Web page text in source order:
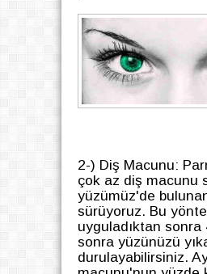
2-) Diş Macunu:
çok az diş macunu
yüzümüz'de
sürüyoruz. Bu
uyguladıktan sonra
sonra yüzünüzü
durulayabilirsiniz.